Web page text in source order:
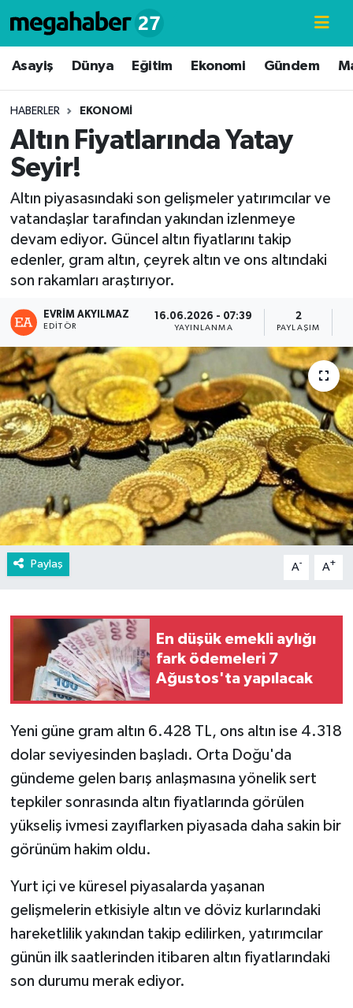
Asayiş Dünya Eğitim Ekonomi Gündem
HABERLER EKONOMI
Altın Fiyatlarında Yatay
Seyir!
Altın piyasasındaki son gelişmeler yatırımcılar ve
vatandaşlar tarafından yakından izlenmeye
devam ediyor. Güncel altın fiyatlarını takip
edenler, gram altın, çeyrek altın ve ons altındaki
son rakamları araştırıyor.
EVRIM AKYILMAZ
EDITÖR
16.06.2026 - 07:39
YAYINLANMA
2
PAYLAŞIM
Paylaş A- A+
En düşük emekli aylığı
fark ödemeleri 7
Ağustos'ta yapılacak
Yeni güne gram altın 6.428 TL, ons altın ise 4.318
dolar seviyesinden başladı. Orta Doğu'da
gündeme gelen barış anlaşmasına yönelik sert
tepkiler sonrasında altın fiyatlarında görülen
yükseliş ivmesi zayıflarken piyasada daha sakin bir
görünüm hakim oldu.
Yurt içi ve küresel piyasalarda yaşanan
gelişmelerin etkisiyle altın ve döviz kurlarındaki
hareketlilik yakından takip edilirken, yatırımcılar
günün ilk saatlerinden itibaren altın fiyatlarındaki
son durumu merak ediyor.
Hava Durumu
Süper Lig Puan Durumu ve Fikstür
Tüm Manşetler
Son Dakika Haberleri
Haber Arşivi